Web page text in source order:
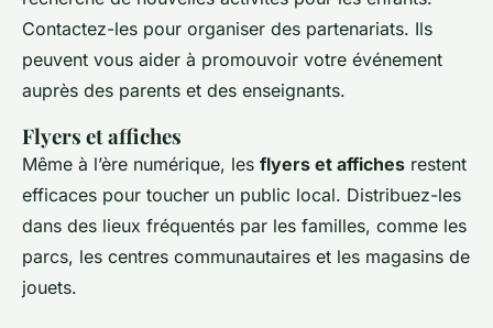
Contactez-les pour organiser des partenariats. Ils
peuvent vous aider à promouvoir votre événement
auprès des parents et des enseignants.
Flyers et affiches
Même à l’ère numérique, les flyers et affiches restent
efficaces pour toucher un public local. Distribuez-les
dans des lieux fréquentés par les familles, comme les
parcs, les centres communautaires et les magasins de
jouets.